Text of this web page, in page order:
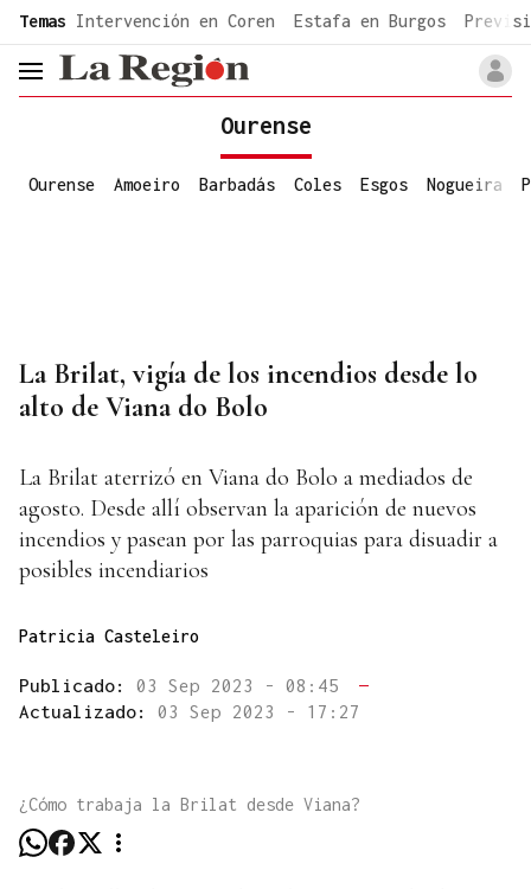
common.go-to-content
Temas Intervención en Coren Estafa en Burgos
header.menu.open
Ourense
Ourense Amoeiro Barbadás Coles Esgos Nogueira
La Brilat, vigía de los incendios desde lo
alto de Viana do Bolo
La Brilat aterrizó en Viana do Bolo a mediados de
agosto. Desde allí observan la aparición de nuevos
incendios y pasean por las parroquias para disuadir a
posibles incendiarios
Patricia Casteleiro
Publicado: 03 Sep 2023 - 08:45
—
Actualizado: 03 Sep 2023 - 17:27
¿Cómo trabaja la Brilat desde Viana?